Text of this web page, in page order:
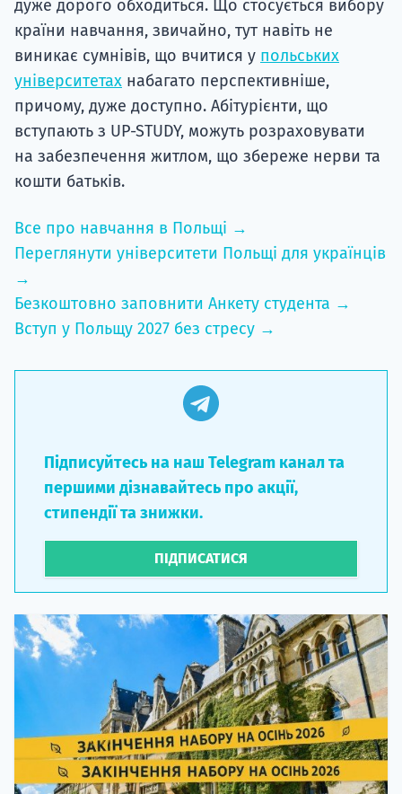
дуже дорого обходиться. Що стосується вибору
країни навчання, звичайно, тут навіть не
виникає сумнівів, що вчитися у польських
університетах набагато перспективніше,
причому, дуже доступно. Абітурієнти, що
вступають з UP-STUDY, можуть розраховувати
на забезпечення житлом, що збереже нерви та
кошти батьків.
Все про навчання в Польщі →
Переглянути університети Польщі для українців
→
Безкоштовно заповнити Анкету студента →
Вступ у Польщу 2027 без стресу →
Підписуйтесь на наш Telegram канал та
першими дізнавайтесь про акції,
стипендії та знижки.
ПІДПИСАТИСЯ